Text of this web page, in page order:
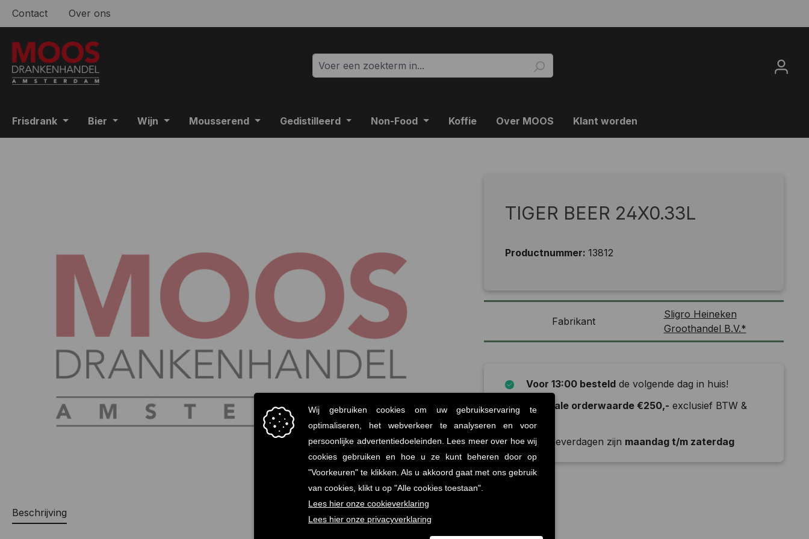
naar de hoofdinhoud
Ga naar de zoekopdracht
Ga naar de hoofdnavigatie
Contact Over ons
Frisdrank Bier Wijn Mousserend Gedistilleerd Non-Food Koffie Over MOOS Klant worden
TIGER BEER 24X0.33L
Productnummer: 13812
Fabrikant
Sligro Heineken
Groothandel B.V.*
Voor 13:00 besteld de volgende dag in huis!
Minimale orderwaarde €250,- exclusief BTW &
Onze leverdagen zijn maandag t/m zaterdag
Beschrijving